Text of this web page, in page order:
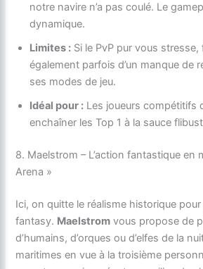
notre navire n’a pas coulé. Le
dynamique.
Limites : Si le PvP pur vous
également parfois d’un manque de
ses modes de jeu.
Idéal pour : Les joueurs compétitifs
enchaîner les Top 1 à la sauce
8. Maelstrom – L’action fantastique en
Arena »
Ici, on quitte le réalisme historique
fantasy. Maelstrom vous propose de
d’humains, d’orques ou d’elfes de la
maritimes en vue à la troisième